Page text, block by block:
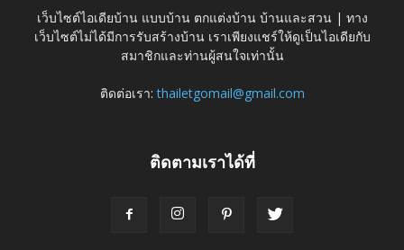
เว็บไซต์ไอเดียบ้าน แบบบ้าน ตกแต่งบ้าน บ้านและสวน | ทาง
เว็บไซต์ไม่ได้มีการรับสร้างบ้าน เราเพียงแชร์ให้ดูเป็นไอเดียกับ
สมาชิกและท่านผู้สนใจเท่านั้น
ติดต่อเรา:thailetgomail@gmail.com
ติดตามเราได้ที่